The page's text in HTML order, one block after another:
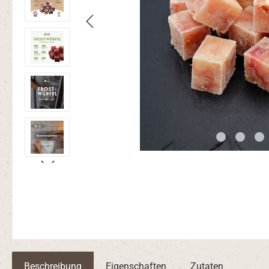
Beschreibung Eigenschaften Zutaten